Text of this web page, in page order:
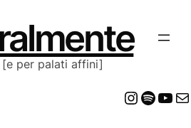
per palati affini]